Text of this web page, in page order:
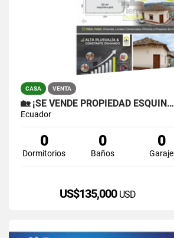
CASA VENTA
🏡 ¡SE VENDE PROPIEDAD ESQUIN…
Ecuador
0
Dormitorios
0
Baños
0
Garaje
US$135,000 USD